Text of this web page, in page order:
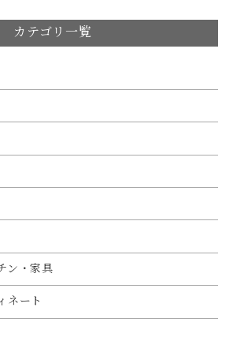
カテゴリ一覧
ン・家具
ネート